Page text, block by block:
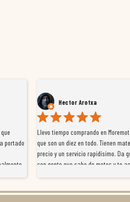
portado
de
Hector Arotxa
Llevo tiempo comprando en
que son un diez en todo. Tienen
precio y un servicio rapidísimo. Da
con gente que sabe de motos y te
el cliente y que disfrutan lo que